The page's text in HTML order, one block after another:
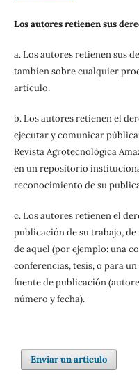
Los autores retienen sus
a. Los autores retienen sus
tambien sobre cualquier
artículo.
b. Los autores retienen el
ejecutar y comunicar
Revista Agrotecnológica
en un repositorio
reconocimiento de su
c. Los autores retienen el
publicación de su trabajo,
de aquel (por ejemplo: una
conferencias, tesis, o para
fuente de publicación
número y fecha).
Enviar un artículo